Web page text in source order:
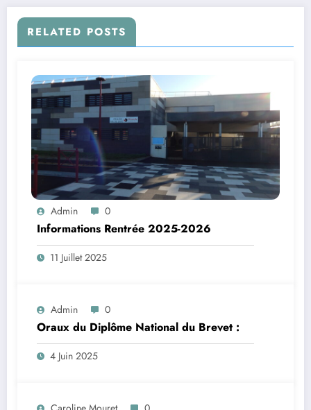
RELATED POSTS
Admin 0
Informations Rentrée 2025-2026
11 Juillet 2025
Admin 0
Oraux du Diplôme National du Brevet :
4 Juin 2025